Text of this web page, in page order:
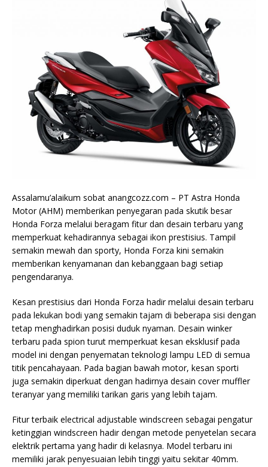
Assalamu’alaikum sobat anangcozz.com – PT Astra Honda
Motor (AHM) memberikan penyegaran pada skutik besar
Honda Forza melalui beragam fitur dan desain terbaru yang
memperkuat kehadirannya sebagai ikon prestisius. Tampil
semakin mewah dan sporty, Honda Forza kini semakin
memberikan kenyamanan dan kebanggaan bagi setiap
pengendaranya.
Kesan prestisius dari Honda Forza hadir melalui desain terbaru
pada lekukan bodi yang semakin tajam di beberapa sisi dengan
tetap menghadirkan posisi duduk nyaman. Desain winker
terbaru pada spion turut memperkuat kesan eksklusif pada
model ini dengan penyematan teknologi lampu LED di semua
titik pencahayaan. Pada bagian bawah motor, kesan sporti
juga semakin diperkuat dengan hadirnya desain cover muffler
teranyar yang memiliki tarikan garis yang lebih tajam.
Fitur terbaik electrical adjustable windscreen sebagai pengatur
ketinggian windscreen hadir dengan metode penyetelan secara
elektrik pertama yang hadir di kelasnya. Model terbaru ini
memiliki jarak penyesuaian lebih tinggi yaitu sekitar 40mm.